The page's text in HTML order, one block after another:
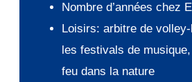
Nombre d’années chez
Loisirs: arbitre de
les festivals de
feu dans la nature